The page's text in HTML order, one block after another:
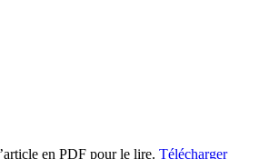
en PDF pour le lire. Télécharger